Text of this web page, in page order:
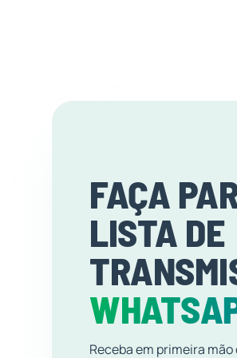
FAÇA
LISTA DE
Receba em primeira